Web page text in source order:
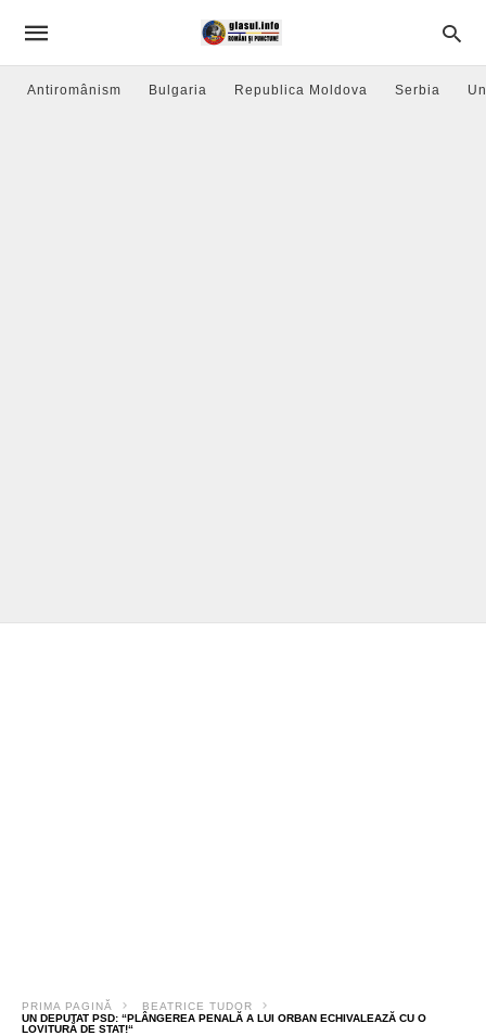
Antiromânism Bulgaria Republica Moldova Serbia
PRIMA PAGINĂ
BEATRICE TUDOR
UN DEPUTAT PSD: “PLÂNGEREA PENALĂ A LUI ORBAN ECHIVALEAZĂ CU O
LOVITURĂ DE STAT!“